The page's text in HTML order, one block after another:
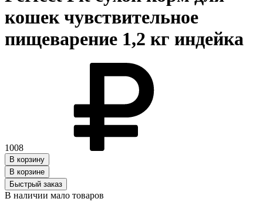
кошек чувствительное
пищеварение 1,2 кг индейка
1008
В корзину
В корзинe
Быстрый заказ
В наличии мало товаров